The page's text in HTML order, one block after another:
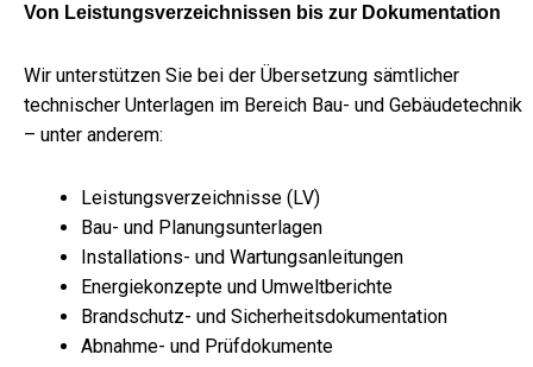
Von Leistungsverzeichnissen bis zur Dokumentation
Wir unterstützen Sie bei der Übersetzung sämtlicher
technischer Unterlagen im Bereich Bau- und Gebäudetechnik
– unter anderem:
Leistungsverzeichnisse (LV)
Bau- und Planungsunterlagen
Installations- und Wartungsanleitungen
Energiekonzepte und Umweltberichte
Brandschutz- und Sicherheitsdokumentation
Abnahme- und Prüfdokumente